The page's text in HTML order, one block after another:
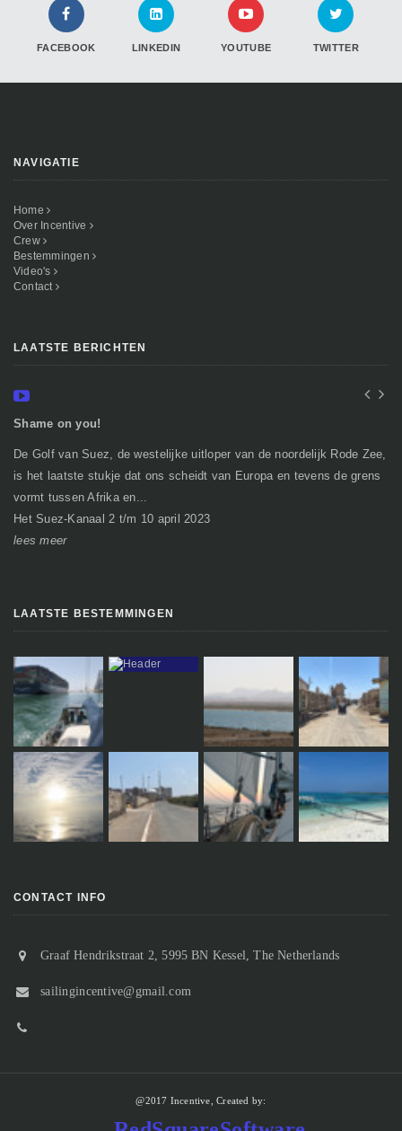
FACEBOOK LINKEDIN YOUTUBE TWITTER
NAVIGATIE
Home
Over Incentive
Crew
Bestemmingen
Video's
Contact
LAATSTE BERICHTEN
Shame on you!
De Golf van Suez, de westelijke uitloper van de noordelijk Rode Zee,
is het laatste stukje dat ons scheidt van Europa en tevens de grens
vormt tussen Afrika en...
Het Suez-Kanaal 2 t/m 10 april 2023
lees meer
LAATSTE BESTEMMINGEN
CONTACT INFO
Graaf Hendrikstraat 2, 5995 BN Kessel, The Netherlands
sailingincentive@gmail.com
@2017 Incentive, Created by: